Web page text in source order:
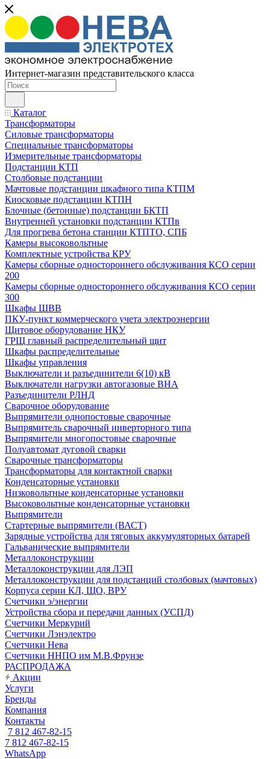
Интернет-магазин представительского класса
Каталог
Трансформаторы
Силовые трансформаторы
Специальные трансформаторы
Измерительные трансформаторы
Подстанции КТП
Столбовые подстанции
Мачтовые подстанции шкафного типа КТПМ
Киосковые подстанции КТПН
Блочные (бетонные) подстанции БКТП
Внутренней установки подстанции КТПв
Для прогрева бетона станции КТПТО, СПБ
Камеры высоковольтные
Комплектные устройства КРУ
Камеры сборные одностороннего обслуживания КСО серии
200
Камеры сборные одностороннего обслуживания КСО серии
300
Шкафы ШВВ
ПКУ-пункт коммерческого учета электроэнергии
Щитовое оборудование НКУ
ГРЩ главный распределительный щит
Шкафы распределительные
Шкафы управления
Выключатели и разъединители 6(10) кВ
Выключатели нагрузки автогазовые ВНА
Разъединители РЛНД
Сварочное оборудование
Выпрямители однопостовые сварочные
Выпрямитель сварочный инверторного типа
Выпрямители многопостовые сварочные
Полуавтомат дуговой сварки
Сварочные трансформаторы
Трансформаторы для контактной сварки
Конденсаторные установки
Низковольтные конденсаторные установки
Высоковольтные конденсаторные установки
Выпрямители
Стартерные выпрямители (ВАСТ)
Зарядные устройства для тяговых аккумуляторных батарей
Гальванические выпрямители
Металлоконструкции
Металлоконструкции для ЛЭП
Металлоконструкции для подстанций столбовых (мачтовых)
Корпуса серии КЛ, ЩО, ВРУ
Счетчики э/энергии
Устройства сбора и передачи данных (УСПД)
Счетчики Меркурий
Счетчики Лэнэлектро
Счетчики Нева
Счетчики ННПО им М.В.Фрунзе
РАСПРОДАЖА
Акции
Услуги
Бренды
Компания
Контакты
7 812 467-82-15
7 812 467-82-15
WhatsApp